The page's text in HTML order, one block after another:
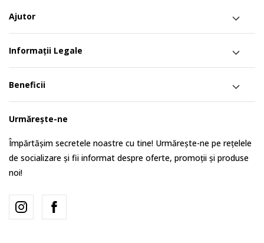
Ajutor
Informații Legale
Beneficii
Urmărește-ne
Împărtășim secretele noastre cu tine! Urmărește-ne pe rețelele
de socializare și fii informat despre oferte, promoții și produse
noi!